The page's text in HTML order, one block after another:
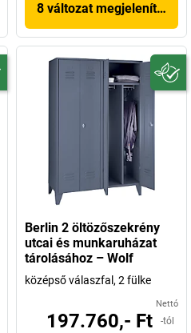
8 változat megjelenítése
Berlin 2 öltözőszekrény
utcai és munkaruházat
tárolásához – Wolf
középső válaszfal, 2 fülke
Nettó
197.760,- Ft -tól